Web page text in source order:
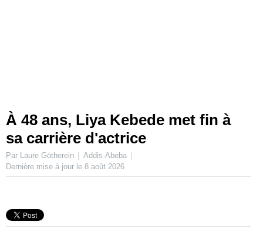
À 48 ans, Liya Kebede met fin à
sa carrière d'actrice
Par Laure Götherein
Addis-Abeba
Dernière mise à jour le 8 août 2026